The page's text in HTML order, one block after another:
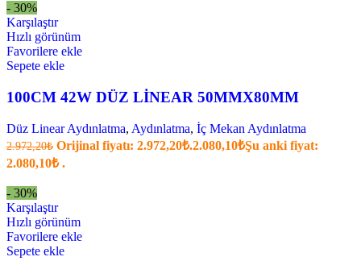
- 30%
Karşılaştır
Hızlı görünüm
Favorilere ekle
Sepete ekle
100CM 42W DÜZ LİNEAR 50MMX80MM
Düz Linear Aydınlatma, Aydınlatma, İç Mekan Aydınlatma
2.972,20₺ Orijinal fiyatı: 2.972,20₺.2.080,10₺Şu anki fiyat:
2.080,10₺ .
- 30%
Karşılaştır
Hızlı görünüm
Favorilere ekle
Sepete ekle